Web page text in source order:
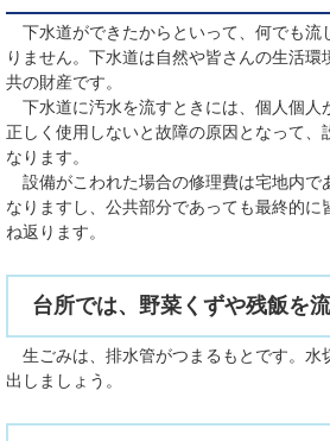
下水道ができたからといって、何でも流
りません。下水道は自然や皆さんの生活
共の財産です。
下水道に汚水を流すときには、個人個人
正しく使用しないと故障の原因となって、
なります。
設備がこわれた場合の修理費は宅地内で
なりますし、公共部分であっても最終的に
ね返ります。
台所では、野菜くずや残飯を
生ごみは、排水管がつまるもとです。水
出しましょう。